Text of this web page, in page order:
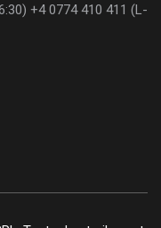
+4 0774 410 411 (L-